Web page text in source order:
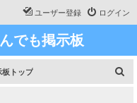
ログイン
ユーザー登録
でも掲示板
板トップ